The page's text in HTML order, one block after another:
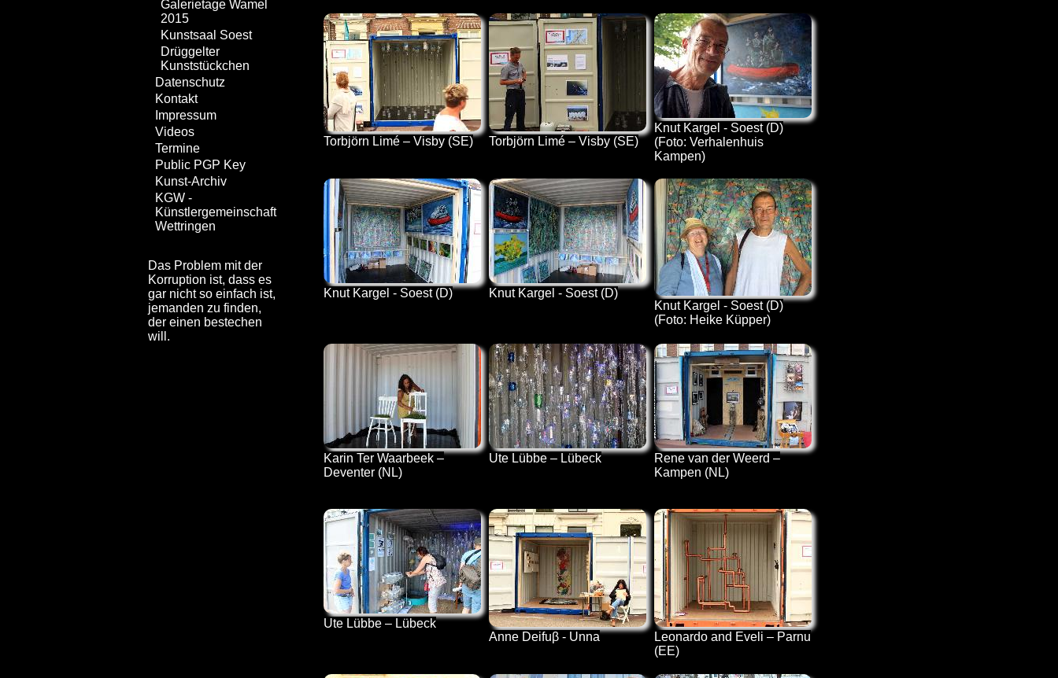
Torbjörn Limé – Visby (SE) Torbjörn Limé – Visby (SE)
Knut Kargel - Soest (D)
(Foto: Verhalenhuis
Kampen)
Knut Kargel - Soest (D)
Knut Kargel - Soest (D)
Knut Kargel - Soest (D)
(Foto: Heike Küpper)
Karin Ter Waarbeek –
Deventer (NL)
Ute Lübbe – Lübeck
Rene van der Weerd –
Kampen (NL)
Ute Lübbe – Lübeck
Anne Deifuβ - Unna
Leonardo and Eveli – Parnu
(EE)
Galerietage Wamel
2015
Kunstsaal Soest
Drüggelter
Kunststückchen
Datenschutz
Kontakt
Impressum
Videos
Termine
Public PGP Key
Kunst-Archiv
KGW -
Künstlergemeinschaft
Wettringen
Das Problem mit der
Korruption ist, dass es
gar nicht so einfach ist,
jemanden zu finden,
der einen bestechen
will.